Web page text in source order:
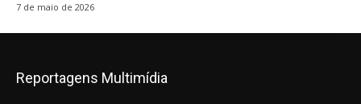
7 de maio de 2026
Reportagens Multimídia